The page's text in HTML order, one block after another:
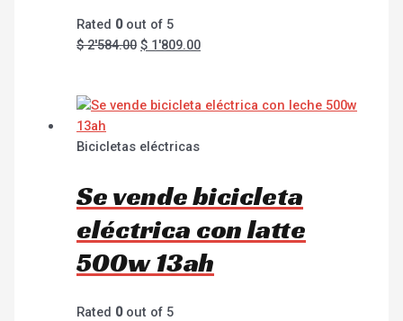
Rated 0out of 5
$2'584.00 $ 1'809.00
Bicicletas eléctricas
Se vende bicicleta
eléctrica con latte
500w 13ah
Rated 0out of 5